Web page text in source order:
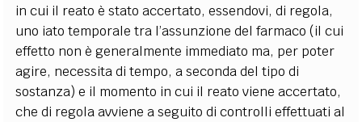
in cui il reato è stato accertato, essendovi, di regola,
uno iato temporale tra l’assunzione del farmaco (il cui
effetto non è generalmente immediato ma, per poter
agire, necessita di tempo, a seconda del tipo di
sostanza) e il momento in cui il reato viene accertato,
che di regola avviene a seguito di controlli effettuati al